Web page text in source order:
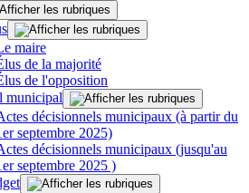
maire
de la majorité
de l'opposition
municipal
décisionnels municipaux (à partir du
septembre 2025)
décisionnels municipaux (jusqu'au
septembre 2025 )